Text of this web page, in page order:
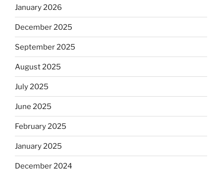
January 2026
December 2025
September 2025
August 2025
July 2025
June 2025
February 2025
January 2025
December 2024